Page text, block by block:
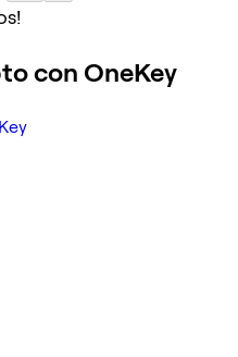
con OneKey